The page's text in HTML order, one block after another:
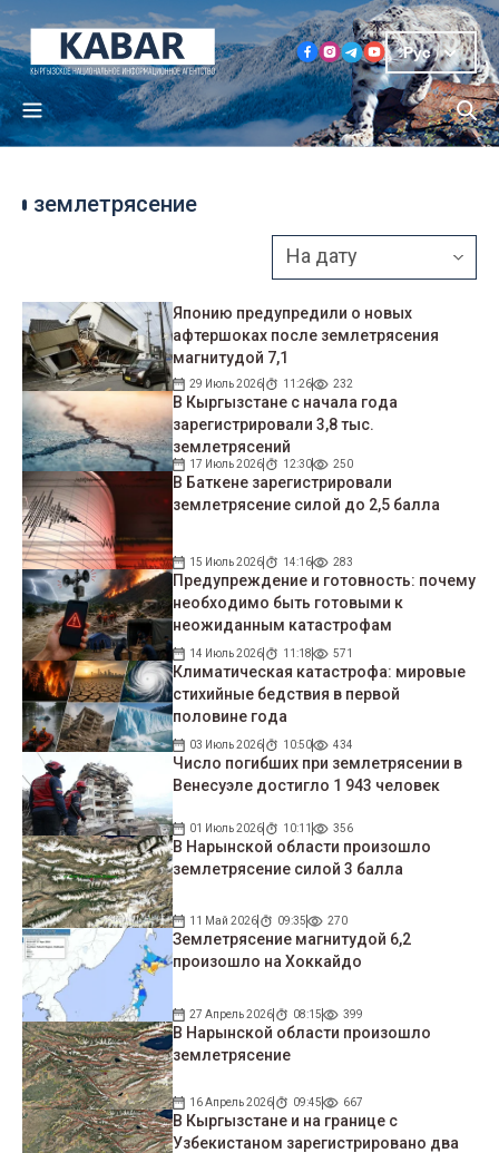
Рус
землетрясение
Японию предупредили о новых
афтершоках после землетрясения
магнитудой 7,1
29 Июль 2026 11:26 232
В Кыргызстане с начала года
зарегистрировали 3,8 тыс.
землетрясений
17 Июль 2026 12:30 250
В Баткене зарегистрировали
землетрясение силой до 2,5 балла
15 Июль 2026 14:16 283
Предупреждение и готовность: почему
необходимо быть готовыми к
неожиданным катастрофам
14 Июль 2026 11:18 571
Климатическая катастрофа: мировые
стихийные бедствия в первой
половине года
03 Июль 2026 10:50 434
Число погибших при землетрясении в
Венесуэле достигло 1 943 человек
01 Июль 2026 10:11 356
В Нарынской области произошло
землетрясение силой 3 балла
11 Май 2026 09:35 270
Землетрясение магнитудой 6,2
произошло на Хоккайдо
27 Апрель 2026 08:15 399
В Нарынской области произошло
землетрясение
16 Апрель 2026 09:45 667
В Кыргызстане и на границе с
Узбекистаном зарегистрировано два